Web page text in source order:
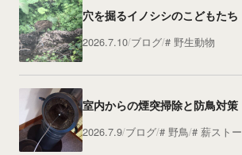
穴を掘るイノシシのこどもたち
2026.7.10 ブログ 野生動物
室内からの煙突掃除と防鳥対策
2026.7.9 ブログ 野鳥 薪スト